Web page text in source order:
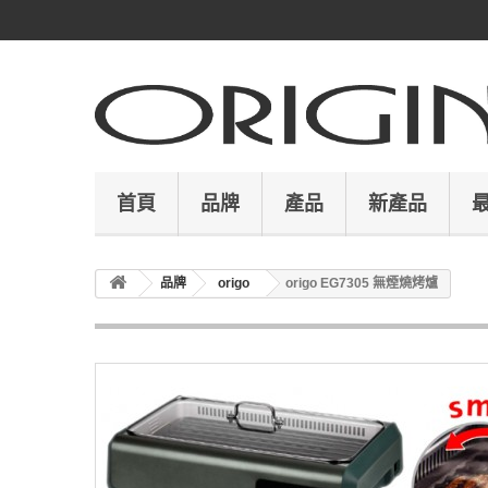
首頁 品牌 產品 新產品
品牌 origo origo EG7305 無煙燒烤爐